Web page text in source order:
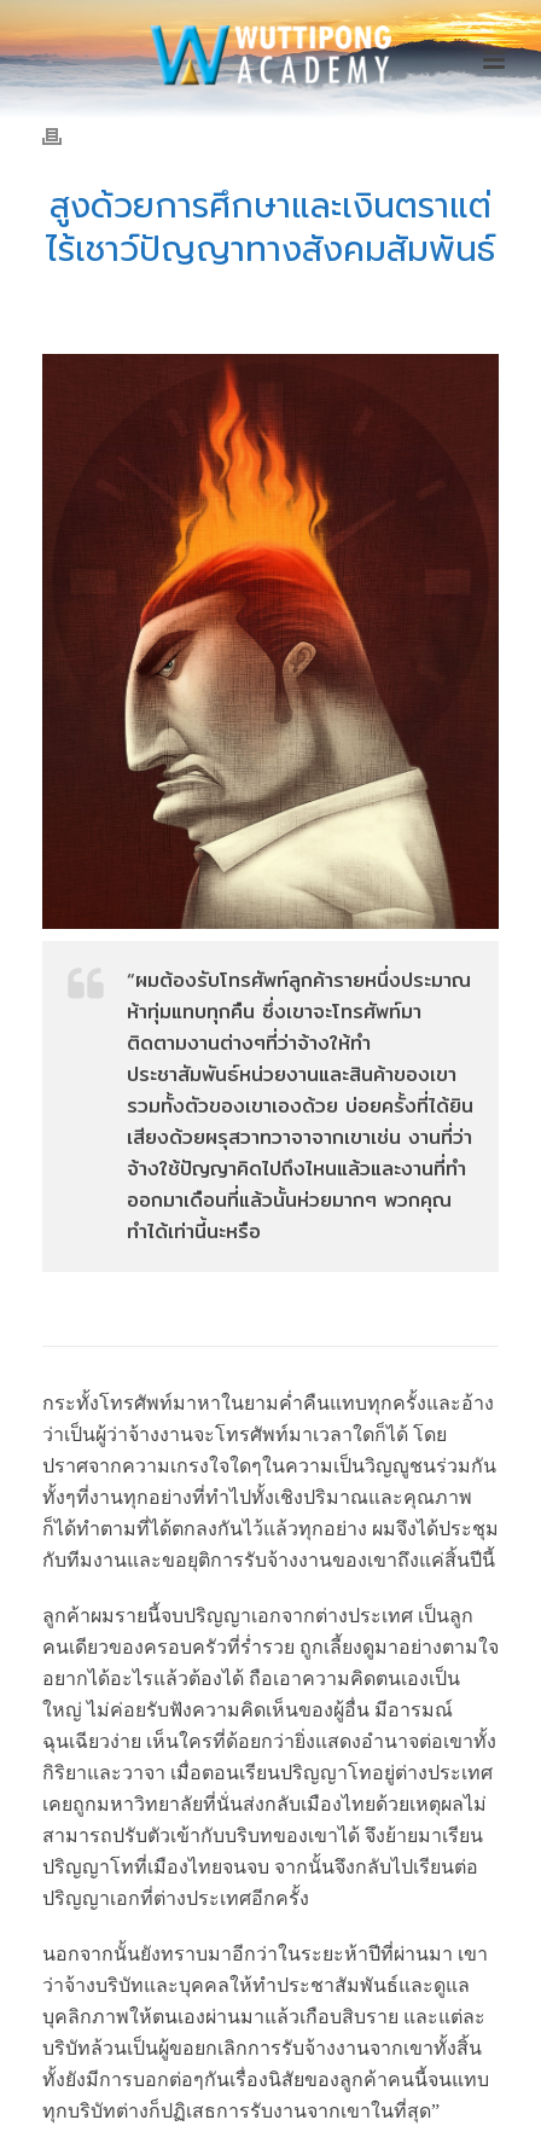
สูงด้วยการศึกษาและเงินตราแต่
ไร้เชาว์ปัญญาทางสังคมสัมพันธ์
“ผมต้องรับโทรศัพท์ลูกค้ารายหนึ่งประมาณ
ห้าทุ่มแทบทุกคืน ซึ่งเขาจะโทรศัพท์มา
ติดตามงานต่างๆที่ว่าจ้างให้ทำ
ประชาสัมพันธ์หน่วยงานและสินค้าของเขา
รวมทั้งตัวของเขาเองด้วย บ่อยครั้งที่ได้ยิน
เสียงด้วยผรุสวาทวาจาจากเขาเช่น งานที่ว่า
จ้างใช้ปัญญาคิดไปถึงไหนแล้วและงานที่ทำ
ออกมาเดือนที่แล้วนั้นห่วยมากๆ พวกคุณ
ทำได้เท่านี้นะหรือ
กระทั้งโทรศัพท์มาหาในยามค่ำคืนแทบทุกครั้งและอ้าง
ว่าเป็นผู้ว่าจ้างงานจะโทรศัพท์มาเวลาใดก็ได้ โดย
ปราศจากความเกรงใจใดๆในความเป็นวิญญูชนร่วมกัน
ทั้งๆที่งานทุกอย่างที่ทำไปทั้งเชิงปริมาณและคุณภาพ
ก็ได้ทำตามที่ได้ตกลงกันไว้แล้วทุกอย่าง ผมจึงได้ประชุม
กับทีมงานและขอยุติการรับจ้างงานของเขาถึงแค่สิ้นปีนี้
ลูกค้าผมรายนี้จบปริญญาเอกจากต่างประเทศ เป็นลูก
คนเดียวของครอบครัวที่ร่ำรวย ถูกเลี้ยงดูมาอย่างตามใจ
อยากได้อะไรแล้วต้องได้ ถือเอาความคิดตนเองเป็น
ใหญ่ ไม่ค่อยรับฟังความคิดเห็นของผู้อื่น มีอารมณ์
ฉุนเฉียวง่าย เห็นใครที่ด้อยกว่ายิ่งแสดงอำนาจต่อเขาทั้ง
กิริยาและวาจา เมื่อตอนเรียนปริญญาโทอยู่ต่างประเทศ
เคยถูกมหาวิทยาลัยที่นั่นส่งกลับเมืองไทยด้วยเหตุผลไม่
สามารถปรับตัวเข้ากับบริบทของเขาได้ จึงย้ายมาเรียน
ปริญญาโทที่เมืองไทยจนจบ จากนั้นจึงกลับไปเรียนต่อ
ปริญญาเอกที่ต่างประเทศอีกครั้ง
นอกจากนั้นยังทราบมาอีกว่าในระยะห้าปีที่ผ่านมา เขา
ว่าจ้างบริบัทและบุคคลให้ทำประชาสัมพันธ์และดูแล
บุคลิกภาพให้ตนเองผ่านมาแล้วเกือบสิบราย และแต่ละ
บริบัทล้วนเป็นผู้ขอยกเลิกการรับจ้างงานจากเขาทั้งสิ้น
ทั้งยังมีการบอกต่อๆกันเรื่องนิสัยของลูกค้าคนนี้จนแทบ
ทุกบริบัทต่างก็ปฏิเสธการรับงานจากเขาในที่สุด”